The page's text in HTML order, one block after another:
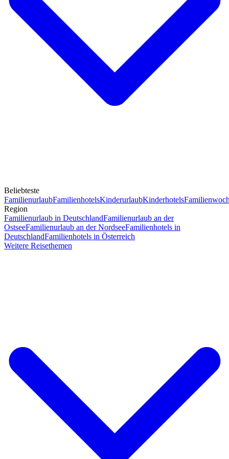
Beliebteste
FamilienurlaubFamilienhotelsKinderurlaubKinderhotels
Region
Familienurlaub in DeutschlandFamilienurlaub an der
OstseeFamilienurlaub an der NordseeFamilienhotels in
DeutschlandFamilienhotels in Österreich
Weitere Reisethemen